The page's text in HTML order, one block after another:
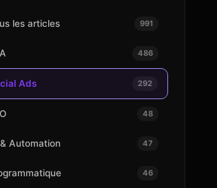
les articles 991
486
Ads 292
48
Automation 47
46